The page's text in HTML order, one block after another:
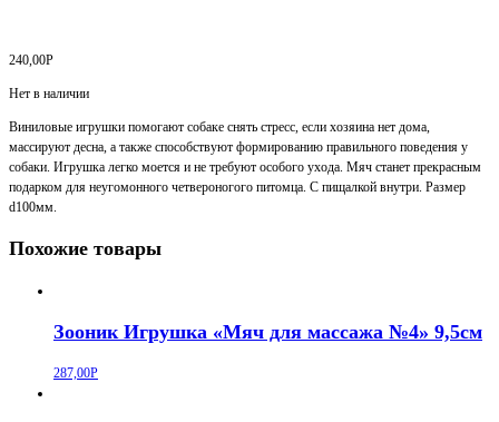
240,00Р
Нет в наличии
Виниловые игрушки помогают собаке снять стресс, если хозяина нет дома,
массируют десна, а также способствуют формированию правильного поведения у
собаки. Игрушка легко моется и не требуют особого ухода. Мяч станет прекрасным
подарком для неугомонного четвероногого питомца. С пищалкой внутри. Размер
d100мм.
Похожие товары
Зооник Игрушка «Мяч для массажа №4» 9,5см
287,00Р